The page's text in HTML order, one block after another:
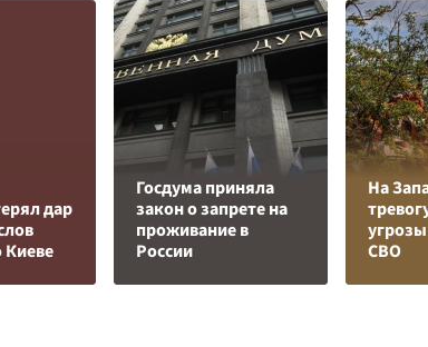
дар
Киеве
Госдума приняла
закон о запрете на
проживание в
России
На
СВО